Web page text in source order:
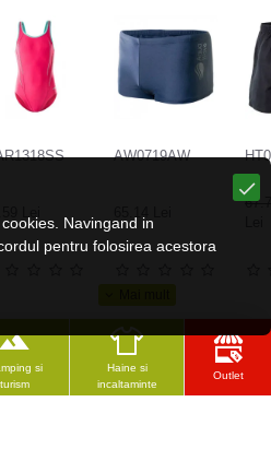
AW0719AW
si
turism
Haine si
incaltaminte
Outlet
Navingand in
pentru folosirea acestora